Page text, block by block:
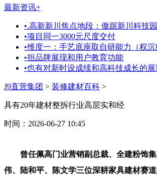
最新资讯+
•.高新新川焦点地段：傲踞新川科技
•项目同一3000元尺度交付
•维度一：手艺底座取自研能力（权沉
•担品牌展现和用户教育功能
•也有对新时设成绩和高科技成长的展
J9直营集团 > 装修建材百科 >
具有20年建材整拆行业高层实和经
时间：2026-06-27 10:45
曾任佩高门业营销副总裁、全建粉饰集
伟、陆和平、陈文学三位深耕家具建材赛